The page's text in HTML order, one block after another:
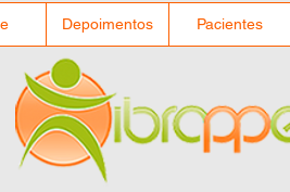
Depoimentos Pacientes